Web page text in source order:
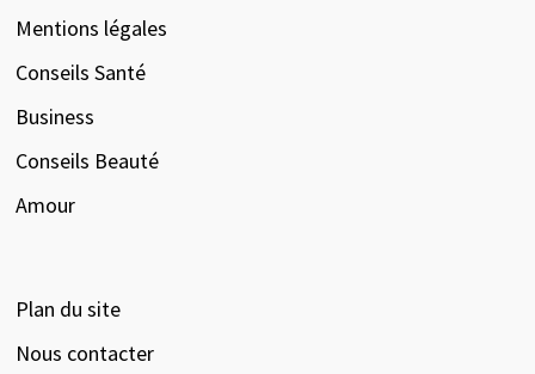
Mentions légales
Conseils Santé
Business
Conseils Beauté
Amour
Plan du site
Nous contacter